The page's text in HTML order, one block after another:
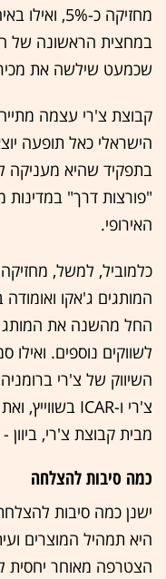
מחזיקה כ-
שכמעט שילשה את
קבוצת צ'רי עצמה
הישראלי כאל תופעה
בתפקיד שהיא מעניקה
"פורצות דרך"
האירופי.
כלמוביל, למשל,
המותגים ג'אקו
החל מהשנה את המותג
לשווקים נוספים. ואילו
השיווק של צ'רי
מבית קבוצת צ'רי,
כמה סיבות להצלחה
ישנן כמה סיבות
היא תמהיל המוצרים
הצטרפה מאוחר